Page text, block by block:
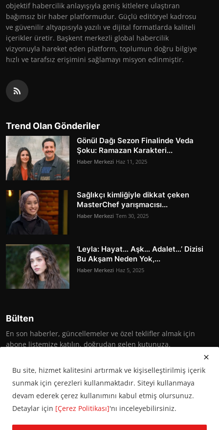
objektif habercilik anlayışıyla geniş kitlelere ulaştıran
bağımsız bir haber platformudur. Güçlü editöryel kadrosu
ve güvenilir altyapısıyla yazılı ve dijital formatlarda kaliteli
içerikler üretir. Başkent merkezli global habercilik
vizyonuyla hareket eden platform, toplumun doğru bilgiye
hızlı ve tarafsız erişimini sağlamayı misyon edinmiştir.
Trend Olan Gönderiler
Gönül Dağı Sezon Finalinde Veda
Şoku: Ramazan Karakteri...
Haber Merkezi Haz 11, 2025
Sağlıkçı kimliğiyle dikkat çeken
MasterChef yarışmacısı...
Haber Merkezi Tem 30, 2025
‘Leyla: Hayat… Aşk… Adalet…’ Dizisi
Bu Akşam Neden Yok,...
Haber Merkezi Haz 5, 2025
Bülten
En son haberler, güncellemeler ve özel teklifler almak için
abone listemize katılın, doğrudan gelen kutunuza.
Abone Ol
Bu site, hizmet kalitesini artırmak ve kişiselleştirilmiş içerik
sunmak için çerezleri kullanmaktadır. Siteyi kullanmaya
devam ederek çerez kullanımını kabul etmiş olursunuz.
Detaylar için [Çerez Politikası]'nı inceleyebilirsiniz.